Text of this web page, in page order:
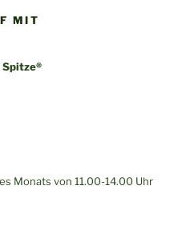
MIT
Spitze®
Monats von 11.00-14.00 Uhr